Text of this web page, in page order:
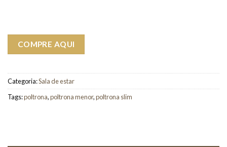
COMPRE AQUI
Categoria:Sala de estar
Tags:poltrona,poltrona menor,poltrona slim